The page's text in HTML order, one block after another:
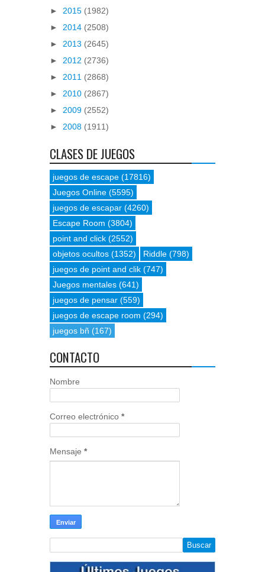
► 2015 (1982)
► 2014 (2508)
► 2013 (2645)
► 2012 (2736)
► 2011 (2868)
► 2010 (2867)
► 2009 (2552)
► 2008 (1911)
CLASES DE JUEGOS
juegos de escape (17816)
Juegos Online (5595)
juegos de escapar (4260)
Escape Room (3804)
point and click (2552)
objetos ocultos (1352) Riddle (798)
juegos de point and clik (747)
Juegos mentales (641)
juegos de pensar (559)
juegos de escape room (294)
juegos bñ (167)
CONTACTO
Nombre
Correo electrónico *
Mensaje *